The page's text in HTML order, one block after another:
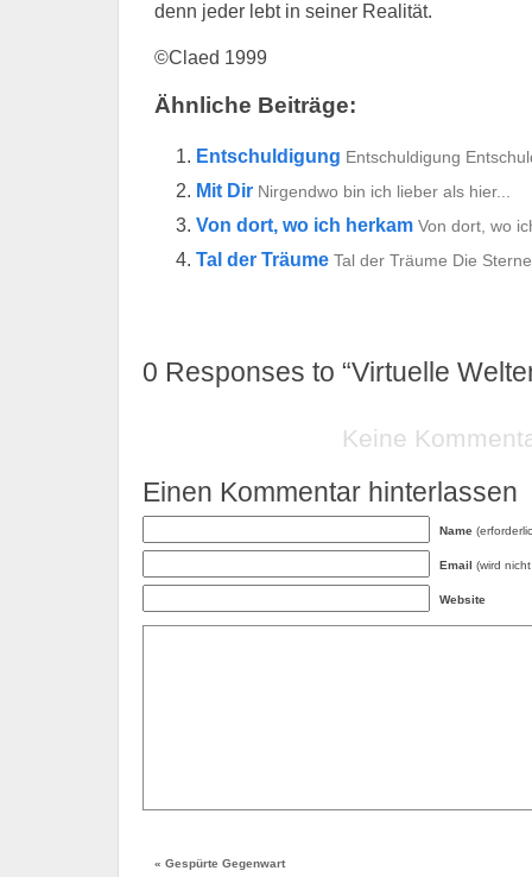
denn jeder lebt in seiner Realität.
©Claed 1999
Ähnliche Beiträge:
Entschuldigung Entschuldigung
Mit Dir Nirgendwo bin ich lieber als hier...
Von dort, wo ich herkam Von dort, wo
Tal der Träume Tal der Träume Die
0 Responses to “Virtuelle
Keine
Einen Kommentar hinterlassen
Name
Email (wird
Website
« Gespürte Gegenwart